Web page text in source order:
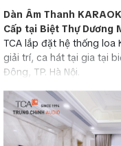
Dàn Âm Thanh
Cấp tại Biệt Thự Dương
TCA lắp đặt hệ thống loa
giải trí, ca hát tại gia tại
Đông, TP. Hà Nội.